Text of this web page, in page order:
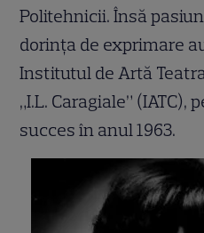
Politehnicii. Însă
dorința de exprimare
Institutul de Artă
„I.L. Caragiale”
succes în anul 1963.